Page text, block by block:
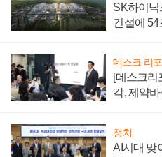
SK하이닉
건설에 54
데스크 리
[데스크리
각, 제약
정치
AI시대 맞